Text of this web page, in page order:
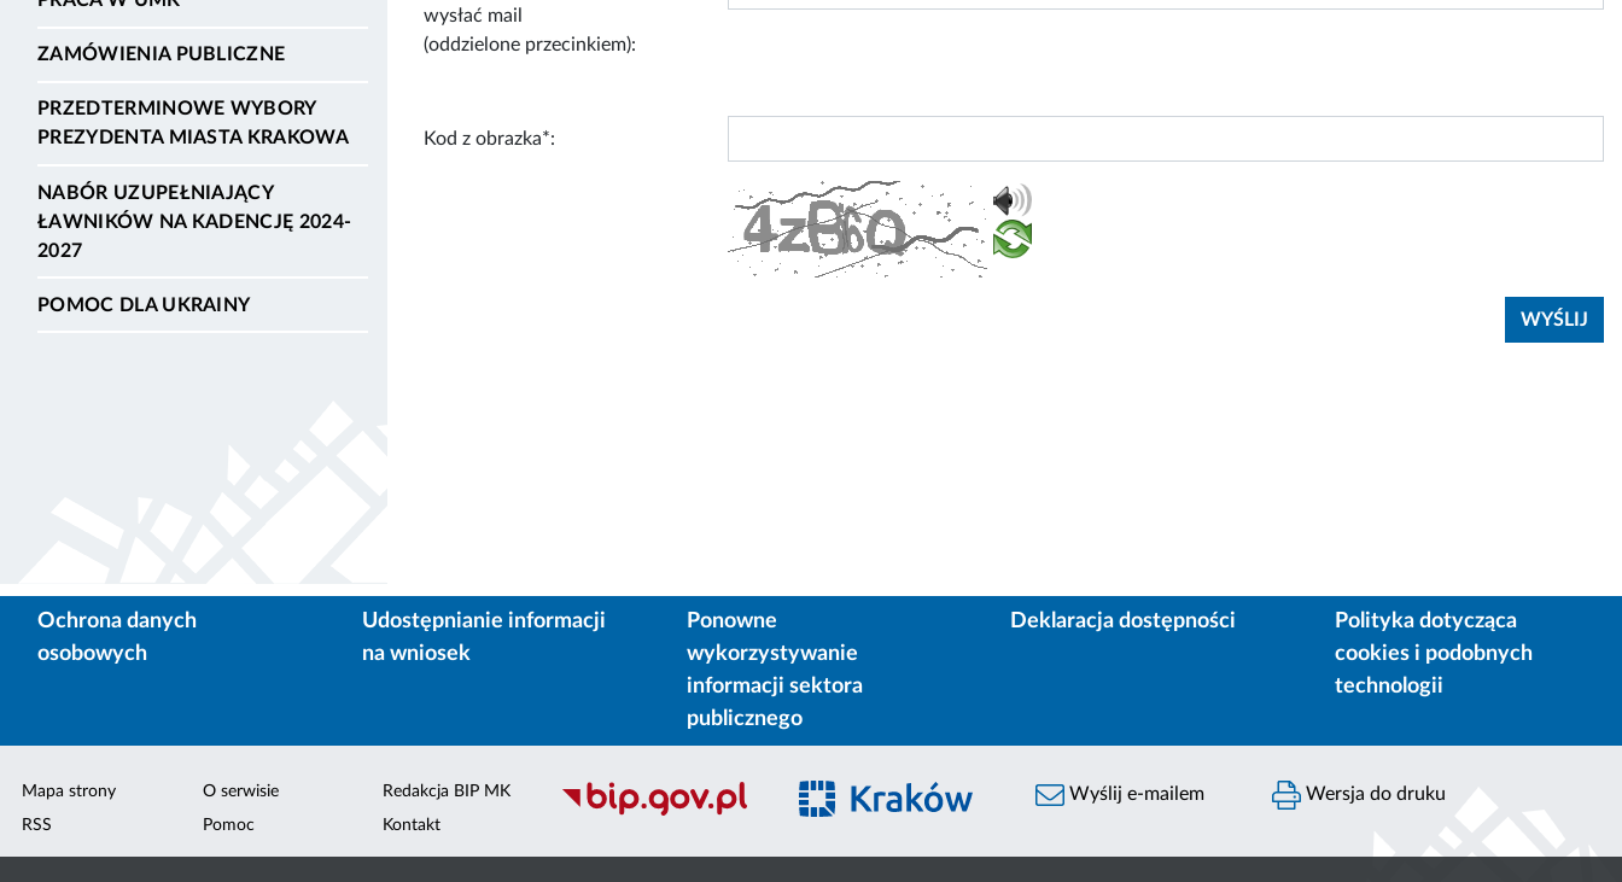
ZAMÓWIENIA PUBLICZNE
PRZEDTERMINOWE WYBORY
PREZYDENTA MIASTA KRAKOWA
NABÓR UZUPEŁNIAJĄCY
ŁAWNIKÓW NA KADENCJĘ 2024-
2027
POMOC DLA UKRAINY
wysłać mail
(oddzielone przecinkiem):
Kod z obrazka*:
Ochrona danych
osobowych
Udostępnianie informacji
na wniosek
Ponowne
wykorzystywanie
informacji sektora
publicznego
Deklaracja dostępności
Polityka dotycząca
cookies i podobnych
technologii
Mapa strony
RSS
O serwisie
Pomoc
Redakcja BIP MK
Kontakt
Wyślij e-mailem Wersja do druku